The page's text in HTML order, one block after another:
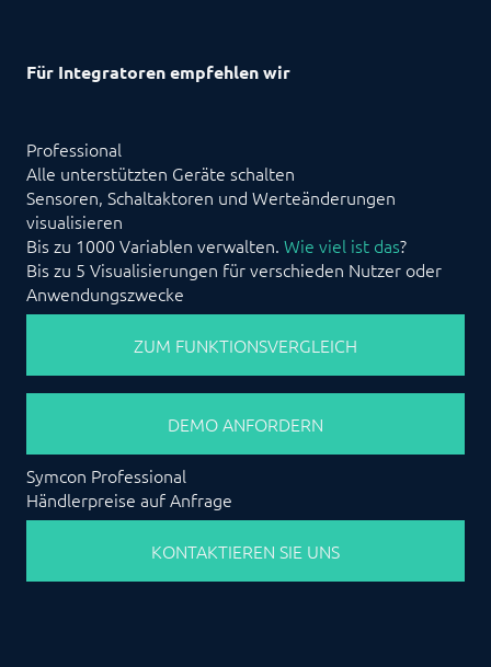
Für Integratoren empfehlen wir
Professional
Alle unterstützten Geräte schalten
Sensoren, Schaltaktoren und Werteänderungen
visualisieren
Bis zu 1000 Variablen verwalten. Wie viel ist das?
Bis zu 5 Visualisierungen für verschieden Nutzer oder
Anwendungszwecke
ZUM FUNKTIONSVERGLEICH
DEMO ANFORDERN
Symcon Professional
Händlerpreise auf Anfrage
KONTAKTIEREN SIE UNS